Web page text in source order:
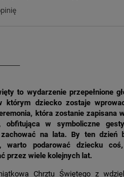
to wydarzenie przepełnione
którym dziecko zostaje
która zostanie zapisana
obfitująca w symboliczne
zachować na lata. By ten dzień
warto podarować dziecku
przez wiele kolejnych lat.
Chrztu Świętego z